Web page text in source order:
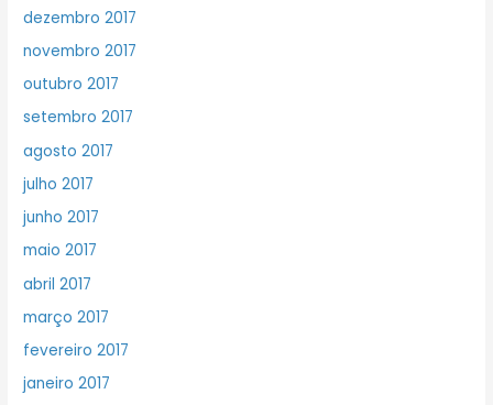
dezembro 2017
novembro 2017
outubro 2017
setembro 2017
agosto 2017
julho 2017
junho 2017
maio 2017
abril 2017
março 2017
fevereiro 2017
janeiro 2017